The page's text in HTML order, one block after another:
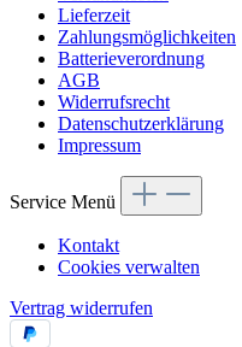
Lieferzeit
Zahlungsmöglichkeiten
Batterieverordnung
AGB
Widerrufsrecht
Datenschutzerklärung
Impressum
Service Menü
Kontakt
Cookies verwalten
Vertrag widerrufen